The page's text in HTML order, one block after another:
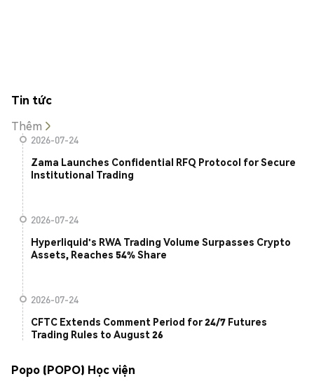
Tin tức
Thêm
2026-07-24
Zama Launches Confidential RFQ Protocol for Secure
Institutional Trading
2026-07-24
Hyperliquid's RWA Trading Volume Surpasses Crypto
Assets, Reaches 54% Share
2026-07-24
CFTC Extends Comment Period for 24/7 Futures
Trading Rules to August 26
Popo (POPO) Học viện